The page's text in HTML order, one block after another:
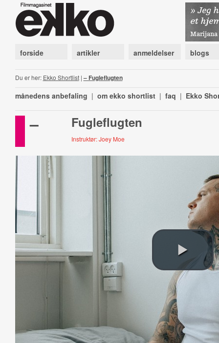
forside artikler anmeldelser blogs
Du er her: Ekko Shortlist| – Fugleflugten
månedens anbefaling | om ekko shortlist | faq | Ekko
– Fugleflugten
Instruktør: Joey Moe